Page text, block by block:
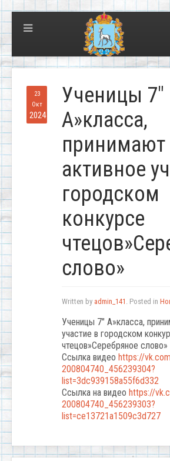
23
Окт
2024
Ученицы 7″
А»класса,
принимают
активное
городском
конкурсе
слово»
Written by admin_141 . Posted in
Ученицы 7″ А»класса,
участие в городском
чтецов»Серебряное слово»
Ссылка видео https://
200804740_456239304?
list=3dc939158a55f6d332
Ссылка на видео https://
200804740_456239303?
list=ce13721a1509c3d727